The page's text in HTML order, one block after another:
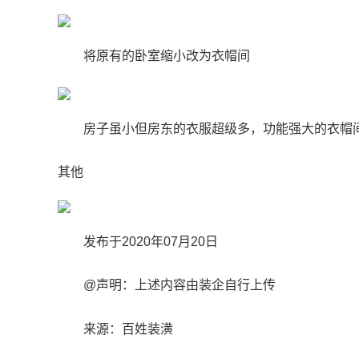
将原有的卧室缩小改为衣帽间
房子虽小但房东的衣服超级多，功能强大的衣帽
其他
发布于2020年07月20日
@声明：上述内容由装企自行上传
来源：百姓装潢